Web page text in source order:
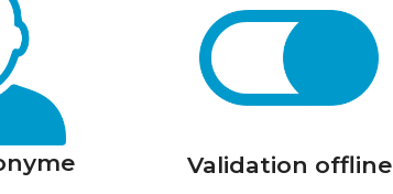
Validation offline